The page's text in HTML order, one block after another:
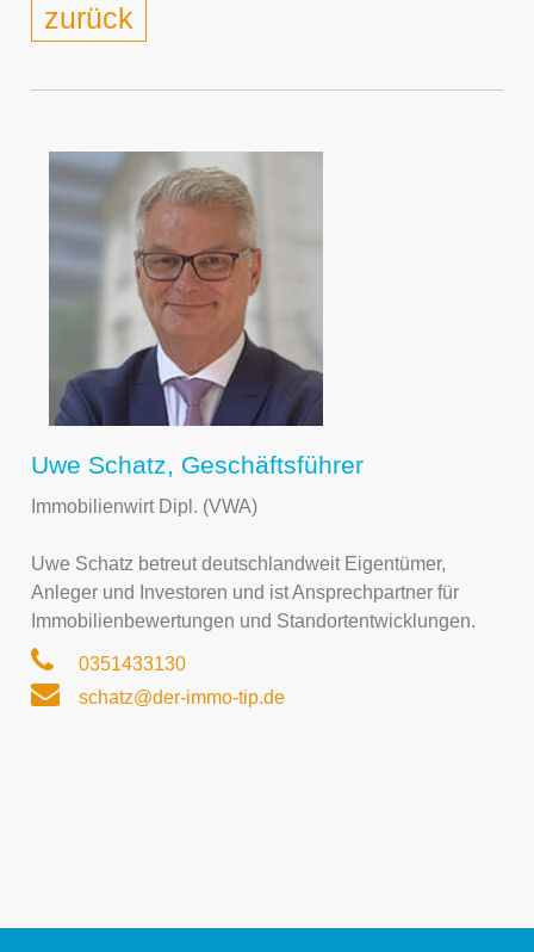
zurück
Uwe Schatz, Geschäftsführer
Immobilienwirt Dipl. (VWA)
Uwe Schatz betreut deutschlandweit Eigentümer,
Anleger und Investoren und ist Ansprechpartner für
Immobilienbewertungen und Standortentwicklungen.
0351433130
schatz@der-immo-tip.de